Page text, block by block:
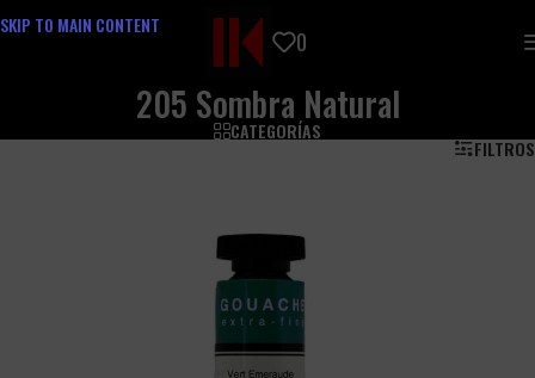
SKIP TO MAIN CONTENT
0
205 Sombra Natural
CATEGORÍAS
FILTROS